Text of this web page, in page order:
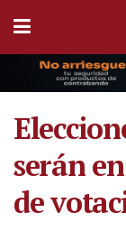
serán
de